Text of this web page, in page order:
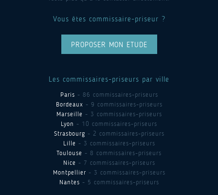
Vous êtes commissaire-priseur ?
PROPOSER MON ETUDE
Les commissaires-priseurs par ville
Paris - 86 commissaires-priseurs
Bordeaux - 9 commissaires-priseurs
Marseille - 3 commissaires-priseurs
Lyon - 10 commissaires-priseurs
Strasbourg - 2 commissaires-priseurs
Lille - 3 commissaires-priseurs
Toulouse - 8 commissaires-priseurs
Nice - 7 commissaires-priseurs
Montpellier - 3 commissaires-priseurs
Nantes - 5 commissaires-priseurs